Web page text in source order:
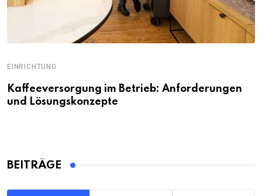
EINRICHTUNG
Kaffeeversorgung im Betrieb: Anforderungen
und Lösungskonzepte
BEITRÄGE